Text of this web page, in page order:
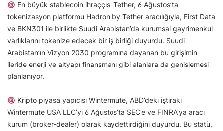
En büyük stablecoin ihraççısı Tether, 6 Ağustos’ta
tokenizasyon platformu Hadron by Tether aracılığıyla, First Data
ve BKN301 ile birlikte Suudi Arabistan’da kurumsal gayrimenkul
varlıklarını tokenize edecek bir iş birliği duyurdu. Suudi
Arabistan’ın Vizyon 2030 programına dayanan bu girişimin
ileride enerji ve altyapı finansmanı gibi alanlara da genişlemesi
planlanıyor.
Kripto piyasa yapıcısı Wintermute, ABD’deki iştiraki
Wintermute USA LLC’yi 6 Ağustos’ta SEC’e ve FINRA’ya aracı
kurum (broker-dealer) olarak kaydettirdiğini duyurdu. Bu statü,